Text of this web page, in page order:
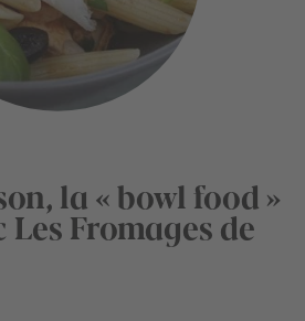
la « bowl food »
Les Fromages de